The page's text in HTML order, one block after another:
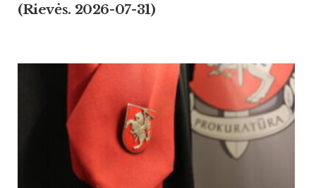
(Rievės. 2026-07-31)